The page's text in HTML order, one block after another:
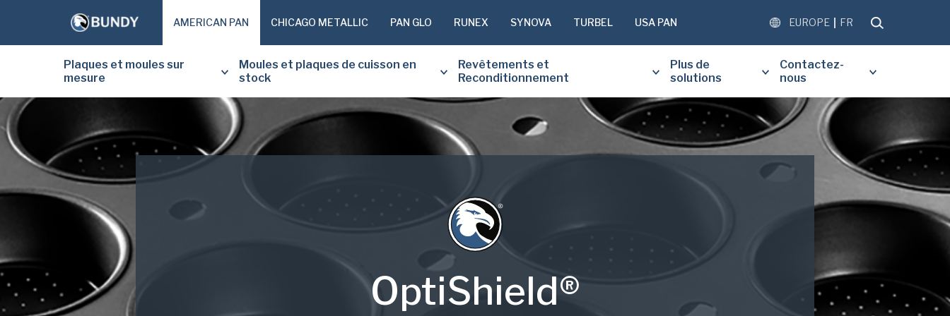
AMERICAN PAN CHICAGO METALLIC PAN GLO RUNEX SYNOVA TURBEL USA PAN EUROPE FR
Plaques et moules sur
mesure
Moules et plaques de cuisson en
stock
Revêtements et
Reconditionnement
Plus de
solutions
Contactez-
nous
OptiShield®
VEUILLEZ REMPLIR LE FORMULAIRE CI-
DESSOUS POUR RECEVOIR UNE COPIE
GRATUITE DU DOCUMENT DEMANDÉ.
Prénom
Nom